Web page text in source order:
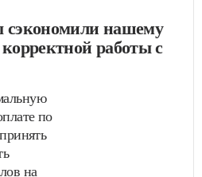
сэкономили нашему
корректной работы с
по
на